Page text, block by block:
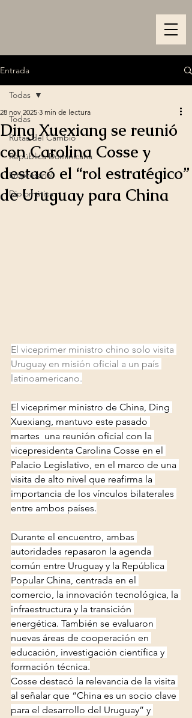
Entrada
Todas
Rutas del Cambio
República Dominicana
Empresarial
Diplomática
Todas
Ding Xuexiang se reunió
con Carolina Cosse y
destacó el “rol estratégico”
de Uruguay para China
28 nov 2025 3 min de lectura
El viceprimer ministro chino solo visita
Uruguay en misión oficial a un país
latinoamericano.
El viceprimer ministro de China, Ding
Xuexiang, mantuvo este pasado
martes  una reunión oficial con la
vicepresidenta Carolina Cosse en el
Palacio Legislativo, en el marco de una
visita de alto nivel que reafirma la
importancia de los vínculos bilaterales
entre ambos países.
Durante el encuentro, ambas
autoridades repasaron la agenda
común entre Uruguay y la República
Popular China, centrada en el
comercio, la innovación tecnológica, la
infraestructura y la transición
energética. También se evaluaron
nuevas áreas de cooperación en
educación, investigación científica y
formación técnica.
Cosse destacó la relevancia de la visita
al señalar que “China es un socio clave
para el desarrollo del Uruguay” y